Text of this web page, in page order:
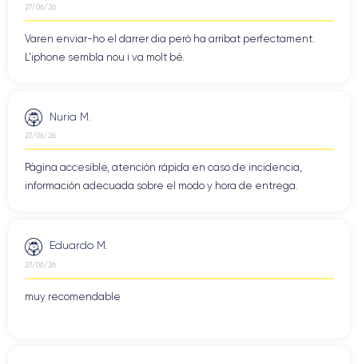
27/06/26
Varen enviar-ho el darrer dia però ha arribat perfectament.
L'iphone sembla nou i va molt bé.
Nuria M.
27/06/26
Página accesible, atención rápida en caso de incidencia,
información adecuada sobre el modo y hora de entrega.
Eduardo M.
27/06/26
muy recomendable